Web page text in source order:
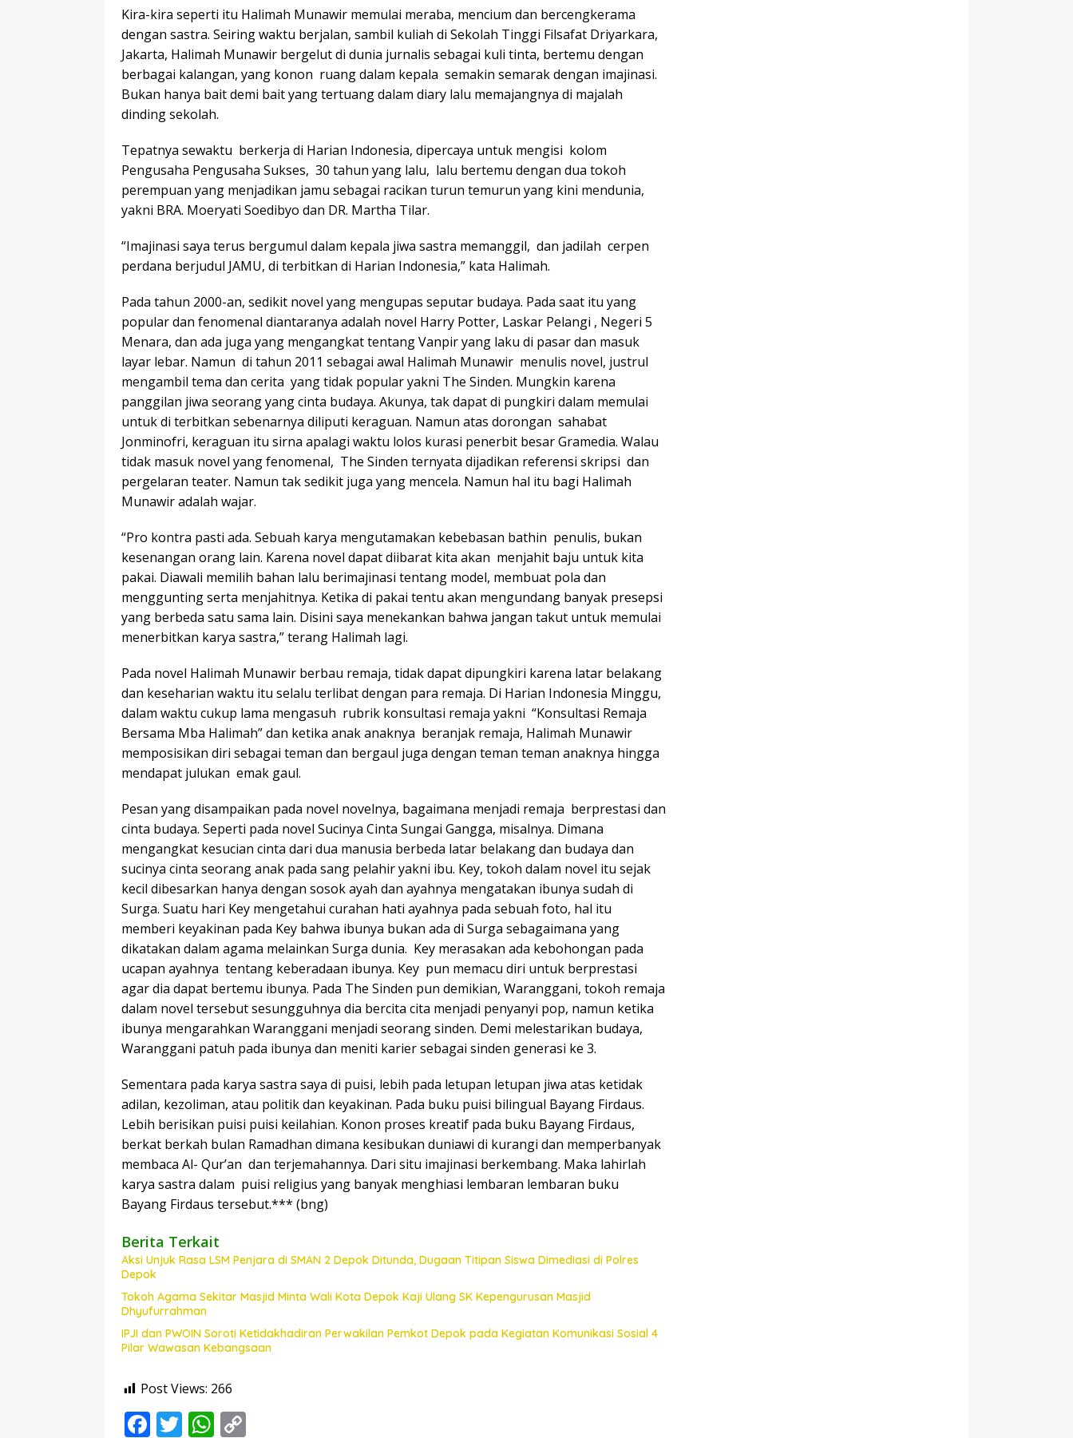
Kira-kira seperti itu Halimah Munawir memulai meraba, mencium dan bercengkerama
dengan sastra. Seiring waktu berjalan, sambil kuliah di Sekolah Tinggi Filsafat Driyarkara,
Jakarta, Halimah Munawir bergelut di dunia jurnalis sebagai kuli tinta, bertemu dengan
berbagai kalangan, yang konon ruang dalam kepala semakin semarak dengan imajinasi.
Bukan hanya bait demi bait yang tertuang dalam diary lalu memajangnya di majalah
dinding sekolah.
Tepatnya sewaktu berkerja di Harian Indonesia, dipercaya untuk mengisi kolom
Pengusaha Pengusaha Sukses, 30 tahun yang lalu, lalu bertemu dengan dua tokoh
perempuan yang menjadikan jamu sebagai racikan turun temurun yang kini mendunia,
yakni BRA. Moeryati Soedibyo dan DR. Martha Tilar.
“Imajinasi saya terus bergumul dalam kepala jiwa sastra memanggil, dan jadilah cerpen
perdana berjudul JAMU, di terbitkan di Harian Indonesia,” kata Halimah.
Pada tahun 2000-an, sedikit novel yang mengupas seputar budaya. Pada saat itu yang
popular dan fenomenal diantaranya adalah novel Harry Potter, Laskar Pelangi , Negeri 5
Menara, dan ada juga yang mengangkat tentang Vanpir yang laku di pasar dan masuk
layar lebar. Namun di tahun 2011 sebagai awal Halimah Munawir menulis novel, justrul
mengambil tema dan cerita yang tidak popular yakni The Sinden. Mungkin karena
panggilan jiwa seorang yang cinta budaya. Akunya, tak dapat di pungkiri dalam memulai
untuk di terbitkan sebenarnya diliputi keraguan. Namun atas dorongan sahabat
Jonminofri, keraguan itu sirna apalagi waktu lolos kurasi penerbit besar Gramedia. Walau
tidak masuk novel yang fenomenal, The Sinden ternyata dijadikan referensi skripsi dan
pergelaran teater. Namun tak sedikit juga yang mencela. Namun hal itu bagi Halimah
Munawir adalah wajar.
“Pro kontra pasti ada. Sebuah karya mengutamakan kebebasan bathin penulis, bukan
kesenangan orang lain. Karena novel dapat diibarat kita akan menjahit baju untuk kita
pakai. Diawali memilih bahan lalu berimajinasi tentang model, membuat pola dan
menggunting serta menjahitnya. Ketika di pakai tentu akan mengundang banyak presepsi
yang berbeda satu sama lain. Disini saya menekankan bahwa jangan takut untuk memulai
menerbitkan karya sastra,” terang Halimah lagi.
Pada novel Halimah Munawir berbau remaja, tidak dapat dipungkiri karena latar belakang
dan keseharian waktu itu selalu terlibat dengan para remaja. Di Harian Indonesia Minggu,
dalam waktu cukup lama mengasuh rubrik konsultasi remaja yakni “Konsultasi Remaja
Bersama Mba Halimah” dan ketika anak anaknya beranjak remaja, Halimah Munawir
memposisikan diri sebagai teman dan bergaul juga dengan teman teman anaknya hingga
mendapat julukan emak gaul.
Pesan yang disampaikan pada novel novelnya, bagaimana menjadi remaja berprestasi dan
cinta budaya. Seperti pada novel Sucinya Cinta Sungai Gangga, misalnya. Dimana
mengangkat kesucian cinta dari dua manusia berbeda latar belakang dan budaya dan
sucinya cinta seorang anak pada sang pelahir yakni ibu. Key, tokoh dalam novel itu sejak
kecil dibesarkan hanya dengan sosok ayah dan ayahnya mengatakan ibunya sudah di
Surga. Suatu hari Key mengetahui curahan hati ayahnya pada sebuah foto, hal itu
memberi keyakinan pada Key bahwa ibunya bukan ada di Surga sebagaimana yang
dikatakan dalam agama melainkan Surga dunia. Key merasakan ada kebohongan pada
ucapan ayahnya tentang keberadaan ibunya. Key pun memacu diri untuk berprestasi
agar dia dapat bertemu ibunya. Pada The Sinden pun demikian, Waranggani, tokoh remaja
dalam novel tersebut sesungguhnya dia bercita cita menjadi penyanyi pop, namun ketika
ibunya mengarahkan Waranggani menjadi seorang sinden. Demi melestarikan budaya,
Waranggani patuh pada ibunya dan meniti karier sebagai sinden generasi ke 3.
Sementara pada karya sastra saya di puisi, lebih pada letupan letupan jiwa atas ketidak
adilan, kezoliman, atau politik dan keyakinan. Pada buku puisi bilingual Bayang Firdaus.
Lebih berisikan puisi puisi keilahian. Konon proses kreatif pada buku Bayang Firdaus,
berkat berkah bulan Ramadhan dimana kesibukan duniawi di kurangi dan memperbanyak
membaca Al- Qur’an dan terjemahannya. Dari situ imajinasi berkembang. Maka lahirlah
karya sastra dalam puisi religius yang banyak menghiasi lembaran lembaran buku
Bayang Firdaus tersebut.*** (bng)
Berita Terkait
Aksi Unjuk Rasa LSM Penjara di SMAN 2 Depok Ditunda, Dugaan Titipan Siswa Dimediasi di Polres
Depok
Tokoh Agama Sekitar Masjid Minta Wali Kota Depok Kaji Ulang SK Kepengurusan Masjid
Dhyufurrahman
IPJI dan PWOIN Soroti Ketidakhadiran Perwakilan Pemkot Depok pada Kegiatan Komunikasi Sosial 4
Pilar Wawasan Kebangsaan
Post Views: 266
F T W